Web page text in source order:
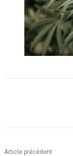
Article précédent